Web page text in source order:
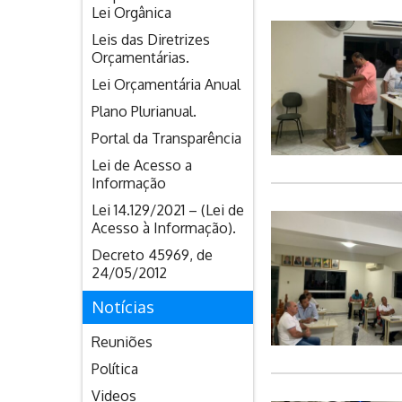
Lei Orgânica
Leis das Diretrizes
Orçamentárias.
Lei Orçamentária Anual
Plano Plurianual.
Portal da Transparência
Lei de Acesso a
Informação
Lei 14.129/2021 – (Lei de
Acesso à Informação).
Decreto 45969, de
24/05/2012
Notícias
Reuniões
Política
Videos